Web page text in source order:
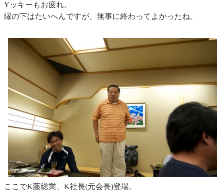
Yッキーもお疲れ。
縁の下はたいへんですが、無事に終わってよかったね。
ここでK藤総業、K社長(元会長)登場。